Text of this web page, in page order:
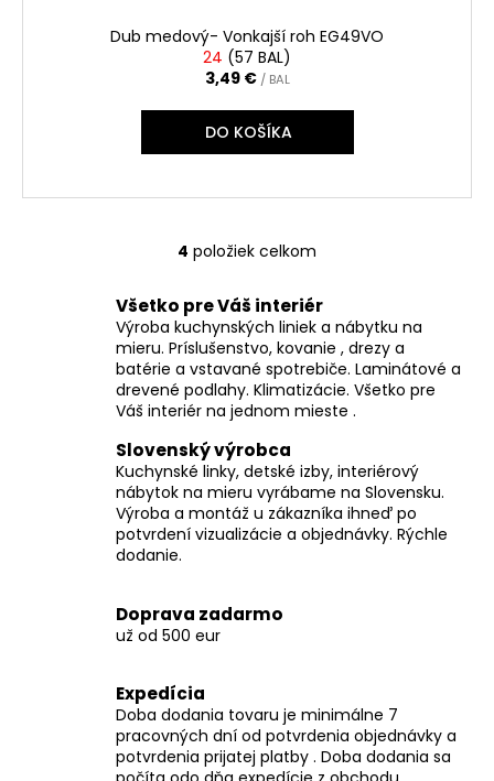
Dub medový- Vonkajší roh EG49VO
24 (57 BAL)
3,49 € / BAL
DO KOŠÍKA
O
l
á
d
a
c
e
p
r
v
ý
u
4 položiek celkom
Všetko pre Váš interiér
Výroba kuchynských liniek a nábytku na
mieru. Príslušenstvo, kovanie , drezy a
batérie a vstavané spotrebiče. Laminátové a
drevené podlahy. Klimatizácie. Všetko pre
Váš interiér na jednom mieste .
Slovenský výrobca
Kuchynské linky, detské izby, interiérový
nábytok na mieru vyrábame na Slovensku.
Výroba a montáž u zákazníka ihneď po
potvrdení vizualizácie a objednávky. Rýchle
dodanie.
Doprava zadarmo
už od 500 eur
Expedícia
Doba dodania tovaru je minimálne 7
pracovných dní od potvrdenia objednávky a
potvrdenia prijatej platby . Doba dodania sa